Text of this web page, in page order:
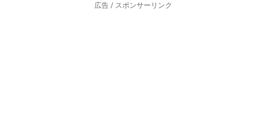
広告 / スポンサーリンク